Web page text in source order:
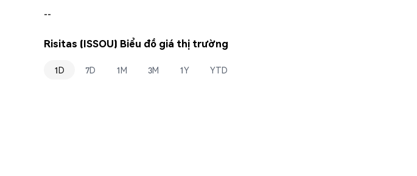
--
Risitas (ISSOU) Biểu đồ giá thị trường
1D 7D 1M 3M 1Y YTD